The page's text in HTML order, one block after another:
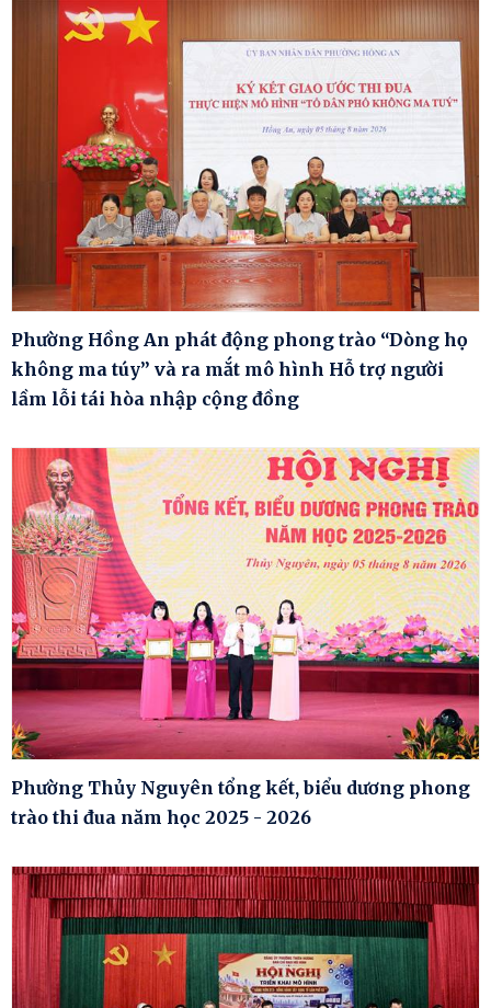
Phường Hồng An phát động phong trào “Dòng họ
không ma túy” và ra mắt mô hình Hỗ trợ người
lầm lỗi tái hòa nhập cộng đồng
Phường Thủy Nguyên tổng kết, biểu dương phong
trào thi đua năm học 2025 - 2026